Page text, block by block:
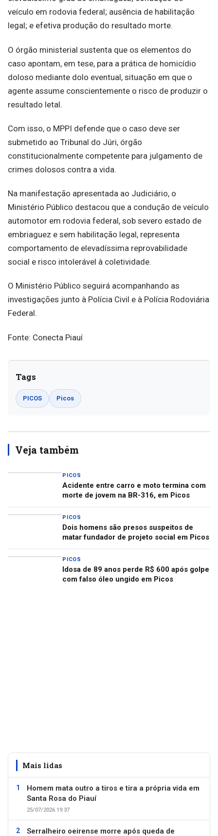
veículo em rodovia federal; ausência de habilitação
legal; e efetiva produção do resultado morte.
O órgão ministerial sustenta que os elementos do
caso apontam, em tese, para a prática de homicídio
doloso mediante dolo eventual, situação em que o
agente assume conscientemente o risco de produzir o
resultado letal.
Com isso, o MPPI defende que o caso deve ser
submetido ao Tribunal do Júri, órgão
constitucionalmente competente para julgamento de
crimes dolosos contra a vida.
Na manifestação apresentada ao Judiciário, o
Ministério Público destacou que a condução de veículo
automotor em rodovia federal, sob severo estado de
embriaguez e sem habilitação legal, representa
comportamento de elevadíssima reprovabilidade
social e risco intolerável à coletividade.
O Ministério Público seguirá acompanhando as
investigações junto à Polícia Civil e à Polícia Rodoviária
Federal.
Fonte: Conecta Piauí
Tags
PICOS Picos
Veja também
PICOS
Acidente entre carro e moto termina com
morte de jovem na BR-316, em Picos
PICOS
Dois homens são presos suspeitos de
matar fundador de projeto social em Picos
PICOS
Idosa de 89 anos perde R$ 600 após golpe
com falso óleo ungido em Picos
Mais lidas
Homem mata outro a tiros e tira a própria vida em
Santa Rosa do Piauí
25/07/2026 19:37
Serralheiro oeirense morre após queda de